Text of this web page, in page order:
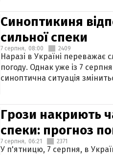
Синоптикиня
сильної спеки
7 серпня, 08:00 2409
Наразі в Україні переважає
погоду. Однак уже із 7
синоптична ситуація
Грози накриють
спеки: прогноз
7 серпня, 06:21 2371
У п'ятницю, 7 серпня, в